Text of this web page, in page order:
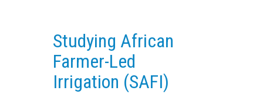
IMPLANTATIONS GÉOGRAPHIQUES
PROJETS EN COURS
PROJETS TERMINÉS
Studying African
Farmer-Led
Irrigation (SAFI)